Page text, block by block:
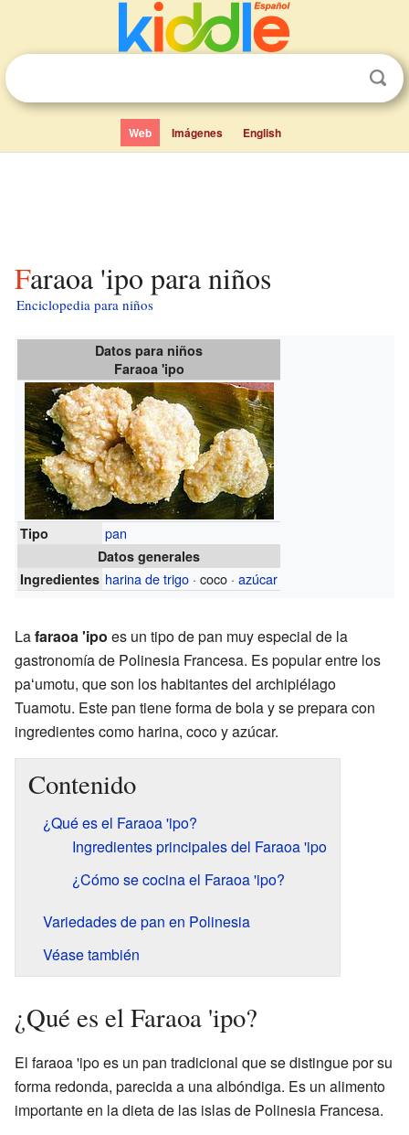
Web Imágenes English
Faraoa 'ipo para niños
Enciclopedia para niños
Datos para niños
Faraoa 'ipo
Tipo pan
Datos generales
Ingredientes harina de trigo · coco ·azúcar
Lafaraoa 'ipo es un tipo de pan muy especial de la
gastronomía de Polinesia Francesa. Es popular entre los
paʻumotu, que son los habitantes del archipiélago
Tuamotu. Este pan tiene forma de bola y se prepara con
ingredientes como harina, coco y azúcar.
Contenido
¿Qué es el Faraoa 'ipo?
Ingredientes principales del Faraoa 'ipo
¿Cómo se cocina el Faraoa 'ipo?
Variedades de pan en Polinesia
Véase también
¿Qué es el Faraoa 'ipo?
El faraoa 'ipo es un pan tradicional que se distingue por su
forma redonda, parecida a una albóndiga. Es un alimento
importante en la dieta de las islas de Polinesia Francesa.